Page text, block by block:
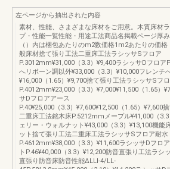
左ページから抽出された内容
素材、性能、さまざまな床材をご用意。木質床材
プ・性能一覧性能・用途工法商品名掲載ページ厚
（）内は梱包あたりのm2数価格1m2あたりの価
般床材捨て張り工法二重床工法ラシッサSフロア
P.3012mm¥31,000（3.3）¥9,400ラシッサDフロア
へリボーン調以外¥33,000（3.3）¥10,000フレンチ
¥16,000（1.65）¥9,700捨て張り工法ラシッサSフ
P.4012mm¥23,000（3.3）¥7,000¥11,500（1.65）
サDフロアアース
P.40¥25,000（3.3）¥7,600¥12,500（1.65）¥7,600
二重床工法銘木床P.5212mmメープル¥41,000（3.3
ェリー・ウォルナット¥43,000（3.3）¥13,100機能
ット捨て張り工法二重床工法ラシッサSフロア耐水
P.4612mm¥38,000（3.3）¥11,600ラシッサDフロ
トP.46¥40,000（3.3）¥12,200防音直張り工法ラシ
直張り防音床防音性能ΔLLⅠ-4/LL-